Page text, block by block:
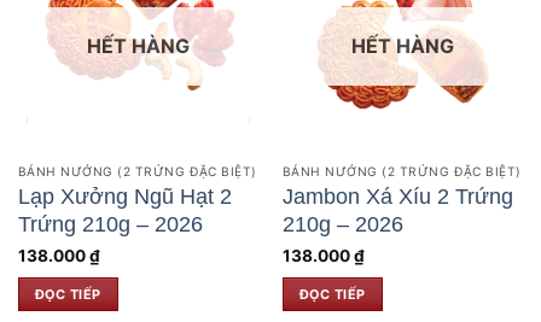
HẾT HÀNG
BÁNH NƯỚNG (2 TRỨNG ĐẶC BIỆT)
Lạp Xưởng Ngũ Hạt 2
Trứng 210g – 2026
138.000₫
ĐỌC TIẾP
HẾT HÀNG
BÁNH NƯỚNG (2 TRỨNG ĐẶC BIỆT)
Jambon Xá Xíu 2 Trứng
210g – 2026
138.000₫
ĐỌC TIẾP